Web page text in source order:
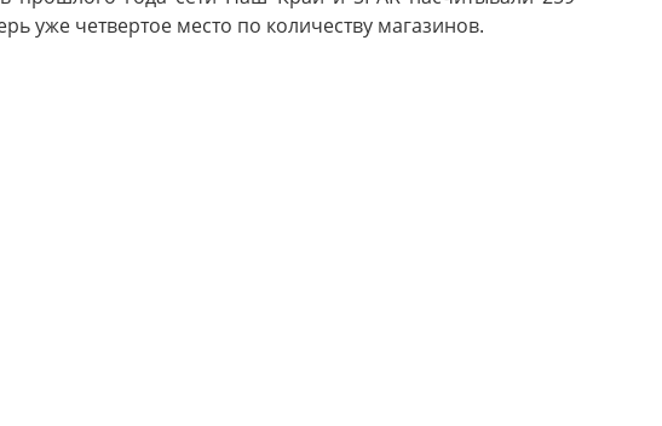
уже четвертое место по количеству магазинов.